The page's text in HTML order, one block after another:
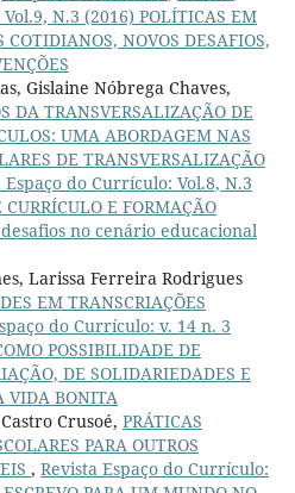
N.3 (2016) POLÍTICAS EM
COTIDIANOS, NOVOS DESAFIOS,
Gislaine Nóbrega Chaves,
DA TRANSVERSALIZAÇÃO DE
UMA ABORDAGEM NAS
DE TRANSVERSALIZAÇÃO
Espaço do Currículo: Vol.8, N.3
E FORMAÇÃO
desafios no cenário educacional
Larissa Ferreira Rodrigues
EM TRANSCRIAÇÕES
do Currículo: v. 14 n. 3
POSSIBILIDADE DE
DE SOLIDARIEDADES E
VIDA BONITA
Crusoé, PRÁTICAS
PARA OUTROS
, Revista Espaço do Currículo: